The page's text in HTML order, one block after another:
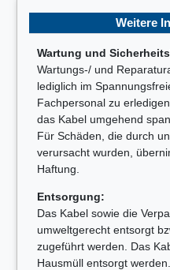
Weitere
Wartung und
Wartungs-/ und
lediglich im
Fachpersonal zu
das Kabel umgehend
Für Schäden, die durch
verursacht wurden,
Haftung.
Entsorgung:
Das Kabel sowie die
umweltgerecht entsorgt
zugeführt werden. Das
Hausmüll entsorgt werden.